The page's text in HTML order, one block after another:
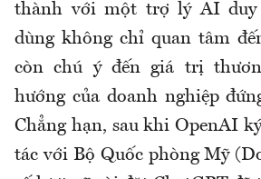
thành với một trợ lý AI duy
dùng không chỉ quan tâm
còn chú ý đến giá trị
hướng của doanh nghiệp
Chẳng hạn, sau khi OpenAI
tác với Bộ Quốc phòng Mỹ